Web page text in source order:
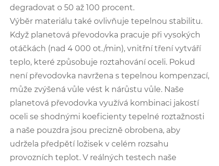
degradovat o 50 až 100 procent.
Výběr materiálu také ovlivňuje tepelnou stabilitu.
Když planetová převodovka pracuje při vysokých
otáčkách (nad 4 000 ot./min), vnitřní tření vytváří
teplo, které způsobuje roztahování oceli. Pokud
není převodovka navržena s tepelnou kompenzací,
může zvýšená vůle vést k nárůstu vůle. Naše
planetová převodovka využívá kombinaci jakostí
oceli se shodnými koeficienty tepelné roztažnosti
a naše pouzdra jsou precizně obrobena, aby
udržela předpětí ložisek v celém rozsahu
provozních teplot. V reálných testech naše